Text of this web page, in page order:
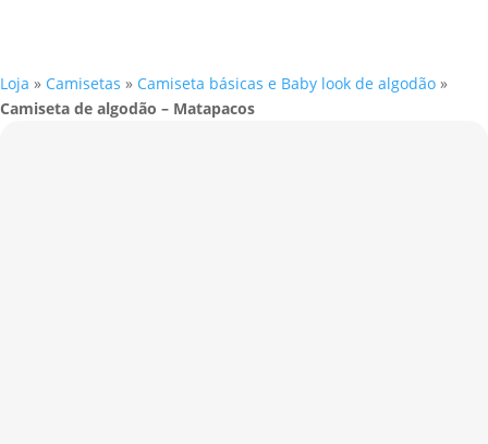
Loja » Camisetas » Camiseta básicas e Baby look de algodão »
Camiseta de algodão – Matapacos